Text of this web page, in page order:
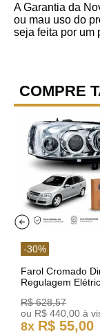
A Garantia da
ou mau uso do
seja feita por um
COMPRE
-30%
Farol Cromado
Regulagem
R$ 628,57
ou R$ 440 00 à
8x R$ 55,00